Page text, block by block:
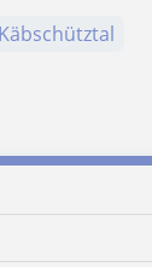
Käbschütztal